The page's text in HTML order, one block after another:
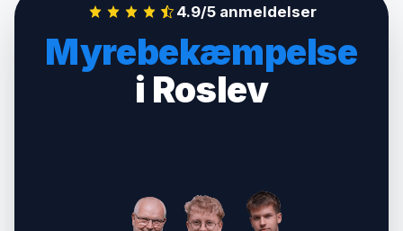
4.9/5 anmeldelser
Myrebekæmpelse
i Roslev